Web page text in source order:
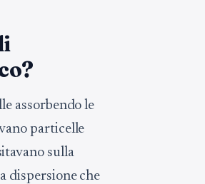
assorbendo le
particelle
sulla
dispersione che